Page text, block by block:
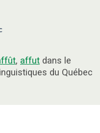
, affut dans le
du Québec